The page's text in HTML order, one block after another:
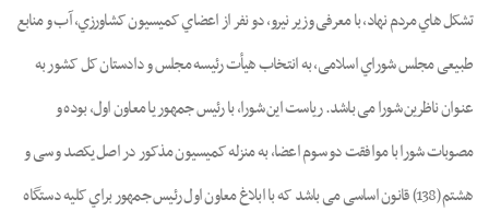
ﺗﺸﮑﻞ ﻫﺎي ﻣﺮدم ﻧﻬﺎد، ﺑﺎ ﻣﻌﺮﻓﯽ وزﯾﺮ ﻧﯿﺮو، دو ﻧﻔﺮ از اﻋﻀﺎي ﮐﻤﯿﺴﯿﻮن ﮐﺸﺎورزي، آب و ﻣﻨﺎﺑﻊ
ﻃﺒﯿﻌﯽ ﻣﺠﻠﺲ ﺷﻮراي اﺳﻼﻣﯽ، ﺑﻪ اﻧﺘﺨﺎب ﻫﯿﺄت رﺋﯿﺴﻪ ﻣﺠﻠﺲ و دادﺳﺘﺎن ﮐﻞ ﮐﺸﻮر ﺑﻪ
ﻋﻨﻮان ﻧﺎﻇﺮﯾﻦ ﺷﻮرا ﻣﯽ ﺑﺎﺷﺪ. رﯾﺎﺳﺖ اﯾﻦ ﺷﻮرا، ﺑﺎ رﺋﯿﺲ ﺟﻤﻬﻮر ﯾﺎ ﻣﻌﺎون اول، ﺑﻮده و
ﻣﺼﻮﺑﺎت ﺷﻮرا ﺑﺎ ﻣﻮاﻓﻘﺖ دو ﺳﻮم اﻋﻀﺎ، ﺑﻪ ﻣﻨﺰﻟﻪ ﮐﻤﯿﺴﯿﻮن ﻣﺬﮐﻮر در اﺻﻞ ﯾﮑﺼﺪ و ﺳﯽ و
ﻫﺸﺘﻢ (138) ﻗﺎنون اﺳﺎﺳﯽ ﻣﯽ ﺑﺎﺷﺪ ﮐﻪ ﺑﺎ اﺑﻼغ ﻣﻌﺎون اول رﺋﯿﺲ ﺟﻤﻬﻮر ﺑﺮاي ﮐﻠﯿﻪ دﺳﺘﮕﺎه